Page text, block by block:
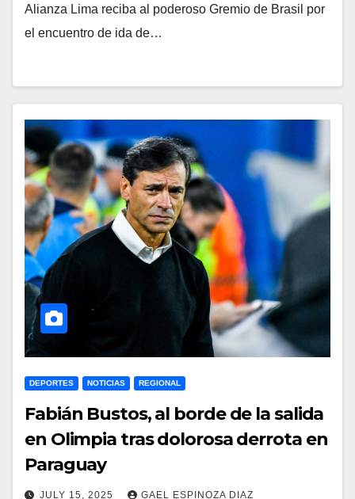
Alianza Lima reciba al poderoso Gremio de Brasil por
el encuentro de ida de…
DEPORTES NOTICIAS REGIONAL
Fabián Bustos, al borde de la salida
en Olimpia tras dolorosa derrota en
Paraguay
JULY 15, 2025 GAEL ESPINOZA DIAZ